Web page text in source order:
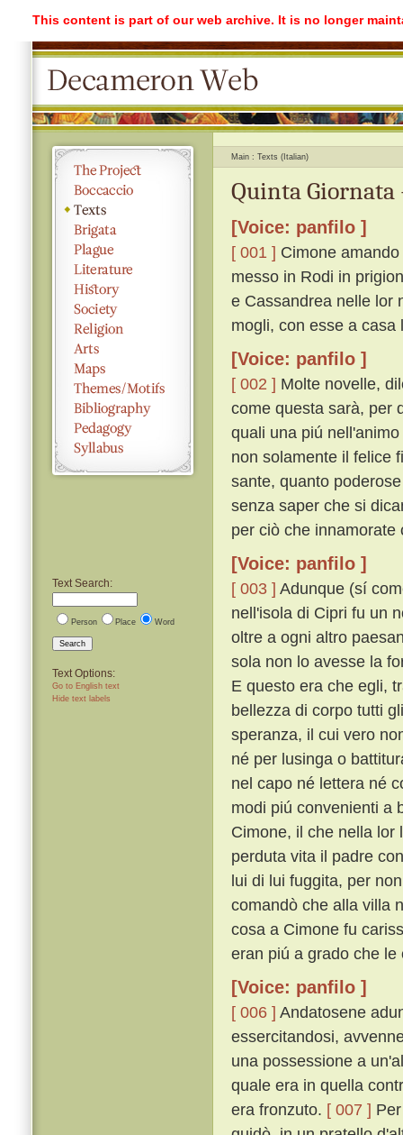
This content is part of our web archive. It is no longer
Text Search:
Person Place Word
Search
Text Options:
Go to English text
Hide text labels
Main Texts (Italian)
Quinta
[Voice: panfilo ]
[ 001 ] Cimone
messo in Rodi in
e Cassandrea nelle lor
mogli, con esse a casa
[Voice: panfilo ]
[ 002 ] Molte novelle,
come questa sarà, per
quali una piú
non solamente il felice
sante, quanto
senza saper che si
per ciò che
[Voice: panfilo ]
[ 003 ] Adunque (sí
nell'isola di Cipri fu un
oltre a ogni altro
sola non lo avesse la
E questo era che egli,
bellezza di corpo tutti
speranza, il cui vero
né per lusinga o
nel capo né lettera né
modi piú convenienti a
Cimone, il che nella
perduta vita il padre
lui di lui fuggita, per
comandò che alla villa
cosa a Cimone fu
eran piú a grado che le
[Voice: panfilo ]
[ 006 ] Andatosene
essercitandosi,
una possessione a
quale era in quella
era fronzuto. [ 007 ]